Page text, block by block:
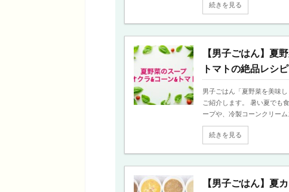
続きを見る
【男子ごはん】夏
トマトの絶品レシ
男子ごはん「夏野菜を美味
ご紹介します。 暑い夏でも
ープや、冷製コーンクリーム
続きを見る
【男子ごはん】夏